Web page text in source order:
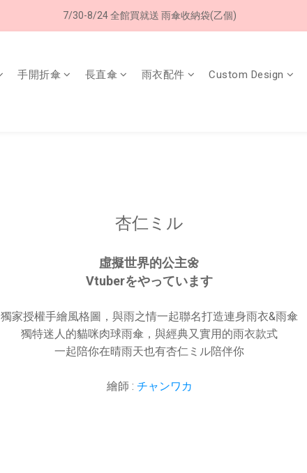
加入LINE好友➤領購物金50元 (現領現用)
7/30-8/24 全館買就送 雨傘收納袋(乙個)
手開折傘 長直傘 雨衣配件 Custom Design
杏仁ミル
虛擬世界的公主🌼
Vtuberをやっています
獨家授權手繪風格圖，與雨之情一起聯名打造連身雨衣&雨傘
獨特迷人的貓咪肉球雨傘，與經典又實用的雨衣款式
一起陪你在晴雨天也有杏仁ミル陪伴你
繪師 : チャンワカ